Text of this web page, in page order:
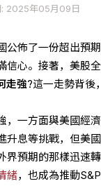
: 2025年05月09日
公佈了一份超出預
信心。接著，美股
走強?這一走勢背後
，一方面與美國經
升息等挑戰，但美
界預期的那樣迅速
緒，也成為推動